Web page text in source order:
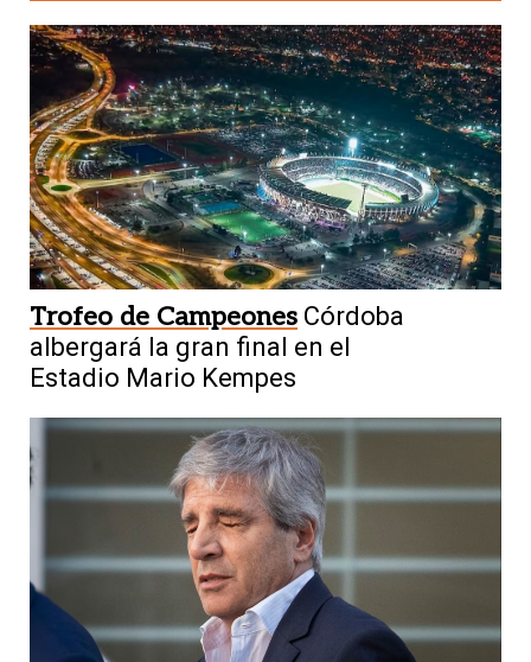
Trofeo de Campeones Córdoba
albergará la gran final en el
Estadio Mario Kempes